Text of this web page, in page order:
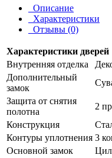
Описание
Характеристики
Отзывы (0)
Характеристики дверей
Внутренняя отделка
Дополнительный
замок
Защита от снятия
полотна
2
Конструкция
Контуры уплотнения 3
Основной замок